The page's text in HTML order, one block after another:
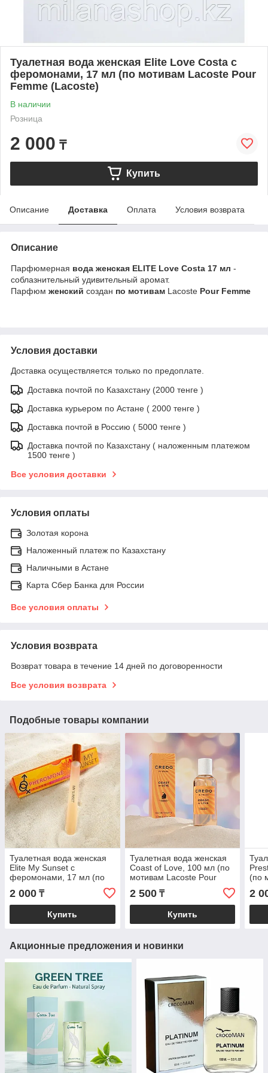
Туалетная вода женская Elite Love Costa с
феромонами, 17 мл (по мотивам Lacoste Pour
Femme (Lacoste)
В наличии
Розница
2 000 ₸
Купить
Описание Доставка Оплата Условия возврата
Описание
Парфюмерная вода женская ELITE Love Costa 17 мл -
соблазнительный удивительный аромат.
Парфюм женский создан по мотивам Lасoste Pour Femme
Условия доставки
Доставка осуществляется только по предоплате.
Доставка почтой по Казахстану (2000 тенге )
Доставка курьером по Астане ( 2000 тенге )
Доставка почтой в Россию ( 5000 тенге )
Доставка почтой по Казахстану ( наложенным платежом
1500 тенге )
Все условия доставки
Условия оплаты
Золотая корона
Наложенный платеж по Казахстану
Наличными в Астане
Карта Сбер Банка для России
Все условия оплаты
Условия возврата
Возврат товара в течение 14 дней по договоренности
Все условия возврата
Подобные товары компании
Туалетная вода женская
Elite My Sunset с
феромонами, 17 мл (по
мотивам Taj Sunset
(Escada)
2 000 ₸
Купить
Туалетная вода женская
Coast of Love, 100 мл (по
мотивам Lacoste Pour
Femme (Lacoste)
2 500₸
Купить
(по
2
Акционные предложения и новинки